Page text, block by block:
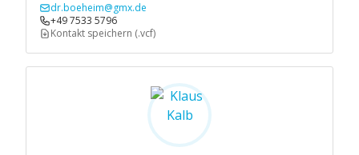
dr.boeheim@gmx.de
+49 7533 5796
Kontakt speichern (.vcf)